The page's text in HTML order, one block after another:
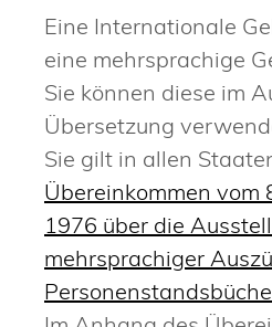
Eine Internationale
eine mehrsprachige
Sie können diese im
Übersetzung
Sie gilt in allen
Übereinkommen vom
1976 über die
mehrsprachiger